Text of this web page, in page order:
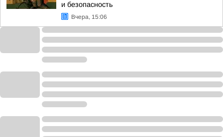
и безопасность
Вчера, 15:06